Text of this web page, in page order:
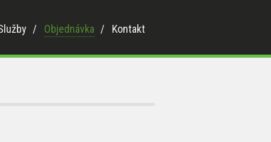
/ Objednávka / Kontakt